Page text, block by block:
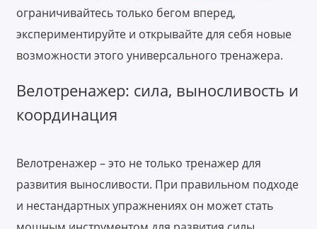
ограничивайтесь только бегом вперед,
экспериментируйте и открывайте для себя новые
возможности этого универсального тренажера.
Велотренажер: сила, выносливость и
координация
Велотренажер – это не только тренажер для
развития выносливости. При правильном подходе
и нестандартных упражнениях он может стать